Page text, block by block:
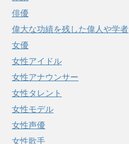
俳優
偉大な功績を残した偉人や学者
女優
女性アイドル
女性アナウンサー
女性タレント
女性モデル
女性声優
女性歌手